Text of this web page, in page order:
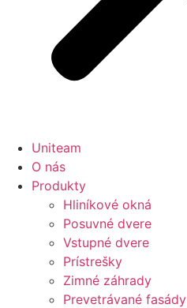
Uniteam
O nás
Produkty
Hliníkové okná
Posuvné dvere
Vstupné dvere
Prístrešky
Zimné záhrady
Prevetrávané fasády